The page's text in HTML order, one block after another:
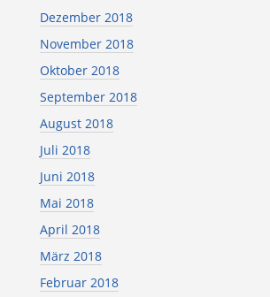
Dezember 2018
November 2018
Oktober 2018
September 2018
August 2018
Juli 2018
Juni 2018
Mai 2018
April 2018
März 2018
Februar 2018